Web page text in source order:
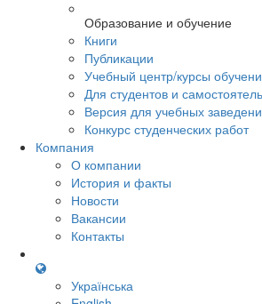
Образование и обучение
Книги
Публикации
Учебный центр/курсы
Для студентов и
Версия для учебных
Конкурс студенческих работ
Компания
О компании
История и факты
Новости
Вакансии
Контакты
Українська